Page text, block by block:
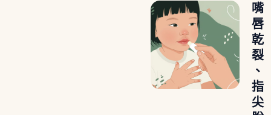
嘴
唇
乾
裂
、
指
尖